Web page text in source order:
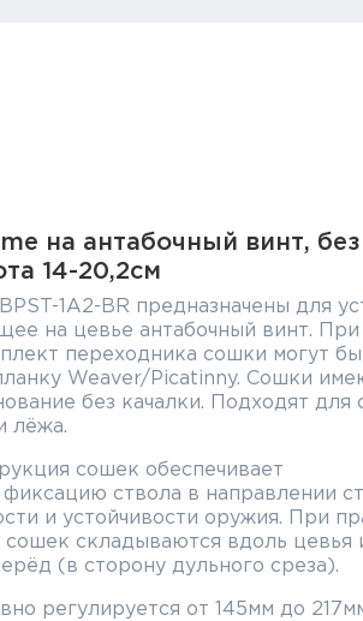
на антабочный винт, без
14-20,2см
1A2-BR предназначены для
на цевье антабочный винт.
переходника сошки могут
Weaver/Picatinny. Сошки
без качалки. Подходят для
лёжа.
сошек обеспечивает
ствола в направлении
и устойчивости оружия. При
сошек складываются вдоль цевья
(в сторону дульного среза).
регулируется от 145мм до